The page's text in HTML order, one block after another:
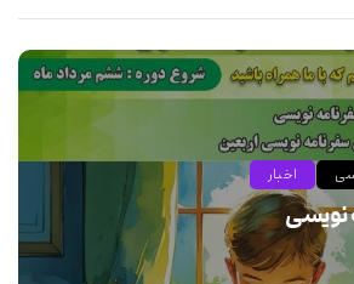
اخبار
نویسی